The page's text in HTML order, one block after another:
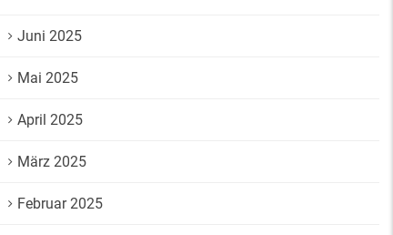
Juni 2025
Mai 2025
April 2025
März 2025
Februar 2025